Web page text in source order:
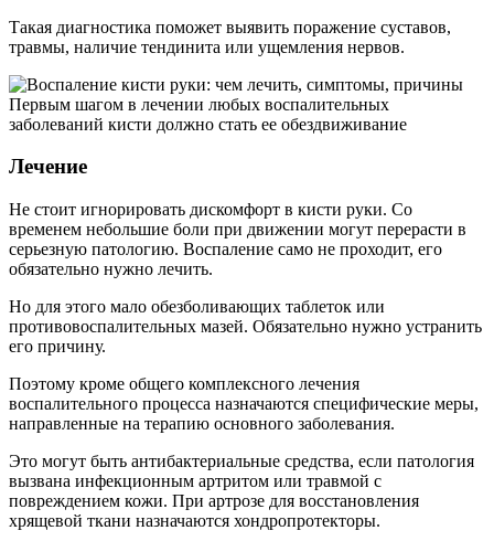
Такая диагностика поможет выявить поражение суставов,
травмы, наличие тендинита или ущемления нервов.
Первым шагом в лечении любых воспалительных
заболеваний кисти должно стать ее обездвиживание
Лечение
Не стоит игнорировать дискомфорт в кисти руки. Со
временем небольшие боли при движении могут перерасти в
серьезную патологию. Воспаление само не проходит, его
обязательно нужно лечить.
Но для этого мало обезболивающих таблеток или
противовоспалительных мазей. Обязательно нужно устранить
его причину.
Поэтому кроме общего комплексного лечения
воспалительного процесса назначаются специфические меры,
направленные на терапию основного заболевания.
Это могут быть антибактериальные средства, если патология
вызвана инфекционным артритом или травмой с
повреждением кожи. При артрозе для восстановления
хрящевой ткани назначаются хондропротекторы.